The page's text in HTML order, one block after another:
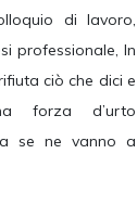
di lavoro,
professionale, In
ciò che dici e
forza d’urto
se ne vanno a